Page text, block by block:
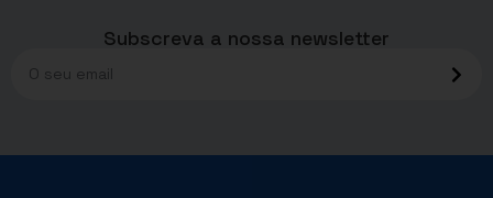
Subscreva a nossa newsletter